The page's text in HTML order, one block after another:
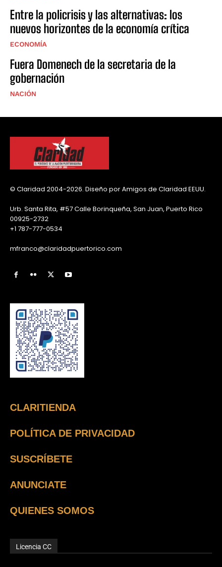
Entre la policrisis y las alternativas: los
nuevos horizontes de la economía crítica
ECONOMÍA
Fuera Domenech de la secretaria de la
gobernación
NACIÓN
© Claridad 2004-2026. Diseño por Amigos de Claridad EEUU.
Urb. Santa Rita, #57 Calle Borinqueña, San Juan, Puerto Rico
00925-2732
+1 787-777-0534
mfranco@claridadpuertorico.com
CLARITIENDA
POLÍTICA DE PRIVACIDAD
SUSCRÍBETE
ANUNCIATE
QUIENES SOMOS
Licencia CC